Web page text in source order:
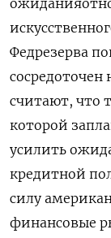
Федрезерва
считают, что
которой
усилить
кредитной
силу
финансовые